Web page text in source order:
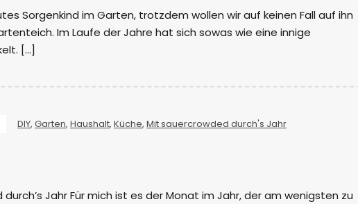
Sorgenkind im Garten, trotzdem wollen wir auf keinen Fall auf ihn
Im Laufe der Jahre hat sich sowas wie eine innige
[…]
DIY, Garten, Haushalt, Küche, Mit sauercrowded durch's Jahr
Jahr Für mich ist es der Monat im Jahr, der am wenigsten zu